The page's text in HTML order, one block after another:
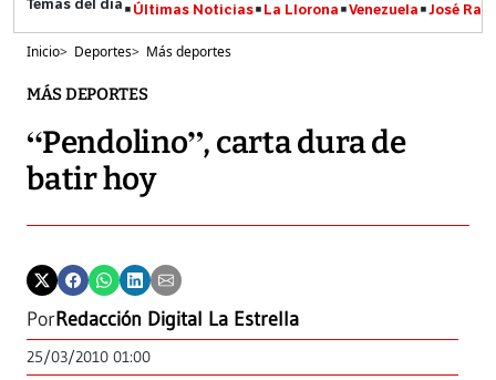
Últimas Noticias La Llorona Venezuela José
Inicio> Deportes> Más deportes
MÁS DEPORTES
“Pendolino”, carta dura de
batir hoy
PorRedacción Digital La Estrella
25/03/2010 01:00